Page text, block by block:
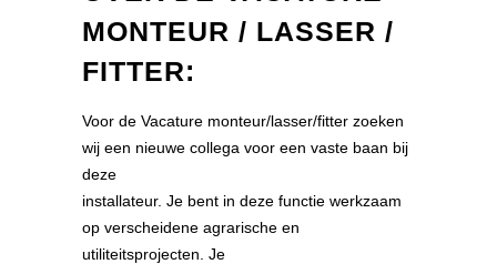
MONTEUR / LASSER /
FITTER:
Voor de Vacature monteur/lasser/fitter zoeken
wij een nieuwe collega voor een vaste baan bij
deze
installateur. Je bent in deze functie werkzaam
op verscheidene agrarische en
utiliteitsprojecten. Je